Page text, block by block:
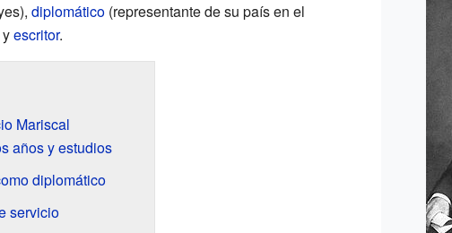
diplomático(representante de su país en el
escritor.
Mariscal
años y estudios
diplomático
servicio